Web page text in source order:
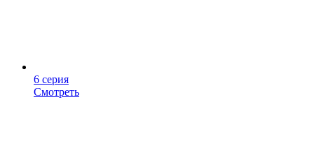
6 серия
Смотреть